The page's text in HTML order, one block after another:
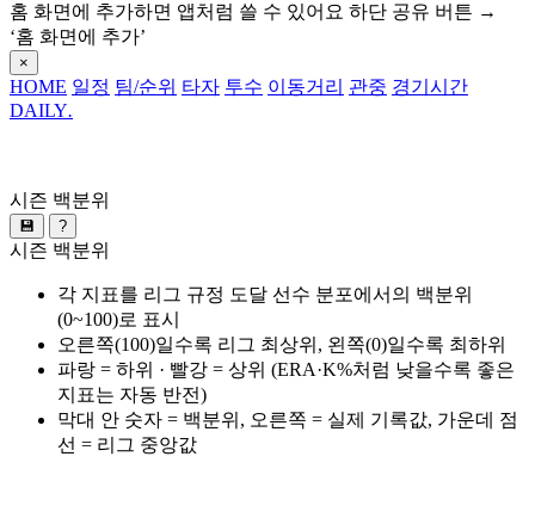
홈 화면에 추가하면 앱처럼 쓸 수 있어요 하단 공유 버튼 →
‘홈 화면에 추가’
×
HOME 일정 팀/순위 타자 투수 이동거리 관중 경기시간
DAILY.
시즌 백분위
💾 ?
시즌 백분위
각 지표를 리그 규정 도달 선수 분포에서의 백분위
(0~100)로 표시
오른쪽(100)일수록 리그 최상위, 왼쪽(0)일수록 최하위
파랑 = 하위 · 빨강 = 상위 (ERA·K%처럼 낮을수록 좋은
지표는 자동 반전)
막대 안 숫자 = 백분위, 오른쪽 = 실제 기록값, 가운데 점
선 = 리그 중앙값